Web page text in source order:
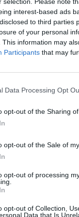
interest-based ads
to third parties
of your personal
This information may
Participants that may
Data Processing Opt
opt-out of the Sharing
opt-out of the Sale of
opt-out of processing
opt-out of Collection,
Data that Is
elforgathatók
részletei egyaránt
lebegő panoráma-
és az
is kínál. A valós
rendezik, s a
részletét is. A
további tartalmakért!